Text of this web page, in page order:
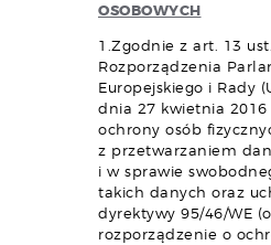
OSOBOWYCH
1.Zgodnie z art. 13
Rozporządzenia
Europejskiego i Rady
dnia 27 kwietnia 2016
ochrony osób
z przetwarzaniem
i w sprawie
takich danych oraz
dyrektywy 95/46/WE
rozporządzenie o